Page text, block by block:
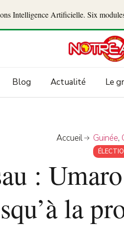
Intelligence Artificielle. Six
Blog Actualité Le
Accueil Guinée,
:
la